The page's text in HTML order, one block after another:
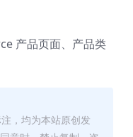
产品页面、产品类
，均为本站原创发